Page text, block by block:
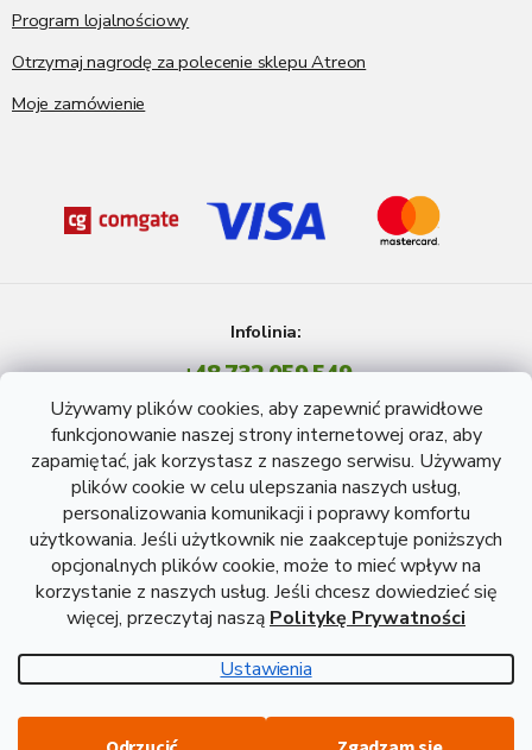
Używamy plików cookies, aby zapewnić prawidłowe
funkcjonowanie naszej strony internetowej oraz, aby
zapamiętać, jak korzystasz z naszego serwisu. Używamy
plików cookie w celu ulepszania naszych usług,
personalizowania komunikacji i poprawy komfortu
użytkowania. Jeśli użytkownik nie zaakceptuje poniższych
opcjonalnych plików cookie, może to mieć wpływ na
korzystanie z naszych usług. Jeśli chcesz dowiedzieć się
więcej, przeczytaj naszą Politykę Prywatności
Ustawienia
Program lojalnościowy
Otrzymaj nagrodę za polecenie sklepu Atreon
Moje zamówienie
Infolinia:
+48 732 059 549
Pon - Pt: 8 - 15 godź.
info@atreon.pl
Opracował Shoptet